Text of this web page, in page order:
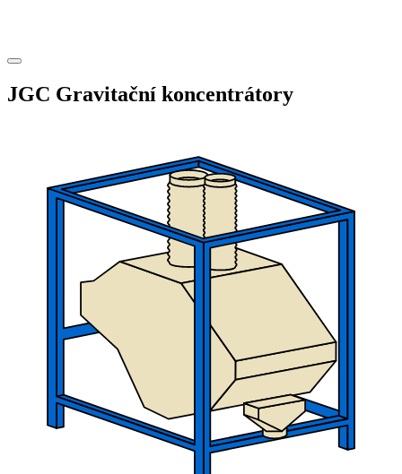
JGC Gravitační koncentrátory